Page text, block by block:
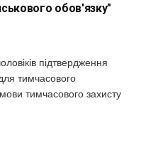
обов'язку"
підтвердження
тимчасового
тимчасового захисту